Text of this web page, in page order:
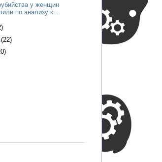
у женщин
по анализу к...
(22)